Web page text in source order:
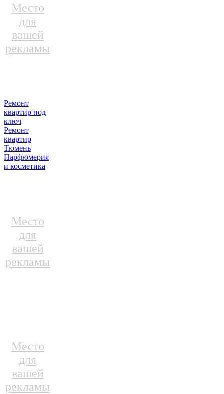
Место
для
вашей
рекламы
Ремонт
квартир под
ключ
Ремонт
квартир
Тюмень
Парфюмерия
и косметика
Место
для
вашей
рекламы
Место
для
вашей
рекламы